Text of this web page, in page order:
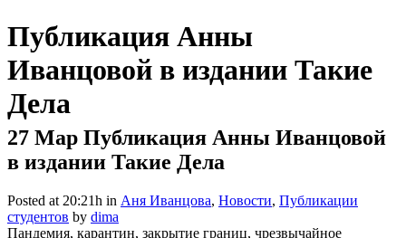
Публикация Анны
Иванцовой в издании Такие
Дела
27 Мар Публикация Анны Иванцовой
в издании Такие Дела
Posted at 20:21h in Аня Иванцова, Новости, Публикации
студентов by dima
Пандемия, карантин, закрытие границ, чрезвычайное